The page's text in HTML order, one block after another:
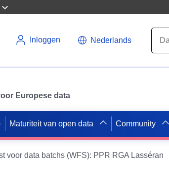
Inloggen Nederlands
Europese data
Maturiteit van open data Community
voor data batchs (WFS): PPR RGA Lasséran